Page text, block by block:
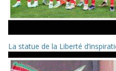
La statue de la Liberté